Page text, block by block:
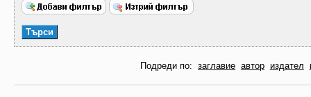
Подреди по: заглавие автор издател